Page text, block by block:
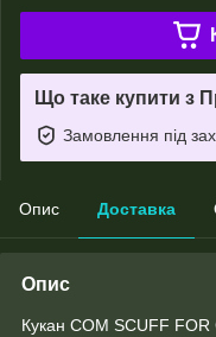
Що таке купити з
Замовлення під
Опис Доставка
Опис
Кукан СОМ SCUFF FOR